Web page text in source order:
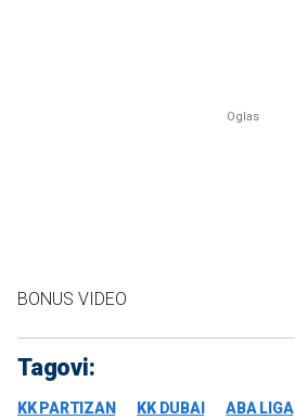
BONUS VIDEO
Tagovi:
KK PARTIZAN KK DUBAI ABA LIGA